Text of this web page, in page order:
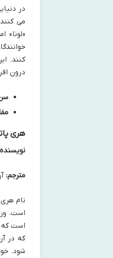
در
می
«لونا»
کنند.
درون
هری
مترجم:
نام
است.
است که
که در
شود.